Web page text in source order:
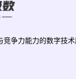
争力能力的数字技